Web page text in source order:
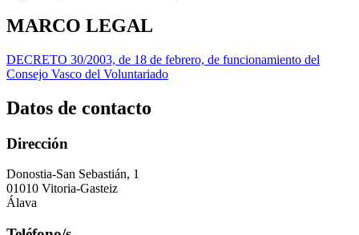
MARCO LEGAL
DECRETO 30/2003, de 18 de febrero, de funcionamiento del
Consejo Vasco del Voluntariado
Datos de contacto
Dirección
Donostia-San Sebastián, 1
01010 Vitoria-Gasteiz
Álava